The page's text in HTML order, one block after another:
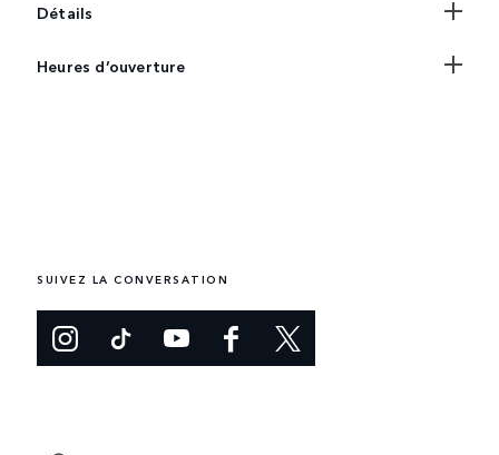
Détails
Heures d’ouverture
SUIVEZ LA CONVERSATION